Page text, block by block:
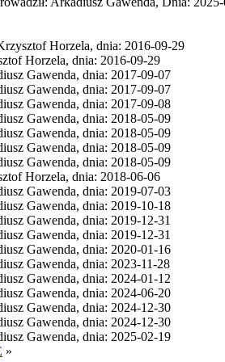
Horzela, dnia: 2016-09-29
Horzela, dnia: 2016-09-29
Gawenda, dnia: 2017-09-07
Gawenda, dnia: 2017-09-07
Gawenda, dnia: 2017-09-08
Gawenda, dnia: 2018-05-09
Gawenda, dnia: 2018-05-09
Gawenda, dnia: 2018-05-09
Gawenda, dnia: 2018-05-09
Horzela, dnia: 2018-06-06
Gawenda, dnia: 2019-07-03
Gawenda, dnia: 2019-10-18
Gawenda, dnia: 2019-12-31
Gawenda, dnia: 2019-12-31
Gawenda, dnia: 2020-01-16
Gawenda, dnia: 2023-11-28
Gawenda, dnia: 2024-01-12
Gawenda, dnia: 2024-06-20
Gawenda, dnia: 2024-12-30
Gawenda, dnia: 2024-12-30
Gawenda, dnia: 2025-02-19
»